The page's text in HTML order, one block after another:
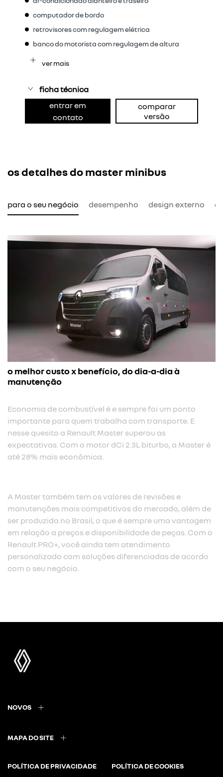
computador de bordo
retrovisores com regulagem elétrica
banco do motorista com regulagem de altura
ver mais
ficha técnica
entrar em
contato
comparar
versão
os detalhes do master minibus
para o seu negócio desempenho design externo
o melhor custo x benefício, do dia-a-dia à
manutenção
Economia de combustível é e sempre foi um ponto
importante para quem trabalha com transporte. E
nesse quesito a Renault Master superou as
expectativas. Com o motor dCi 2.3L biturbo, a Master é
até 28% mais econômica.​
A Master também tem os valores de revisões e
manutenções mais competitivos do mercado, além de
ser produzida no Brasil, o que é sempre uma vantagem
em relação a preços e disponibilidade de peças. Com o
Renault PRO+, você ainda tem atendimento
personalizado com soluções diferenciadas de acordo
com o seu negócio.
NOVOS
MAPA DO SITE
POLÍTICA DE PRIVACIDADE POLÍTICA DE COOKIES